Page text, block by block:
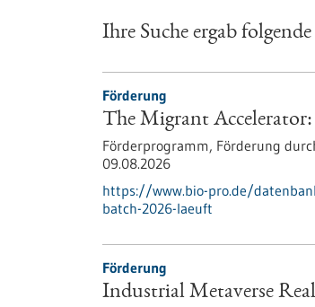
Ihre Suche ergab
Förderung
The Migrant
Förderprogramm, Förderung
09.08.2026
https://www.bio-pro.de/
batch-2026-laeuft
Förderung
Industrial Metaverse